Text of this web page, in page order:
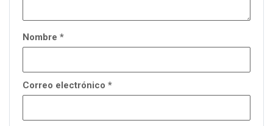
Nombre *
Correo electrónico *